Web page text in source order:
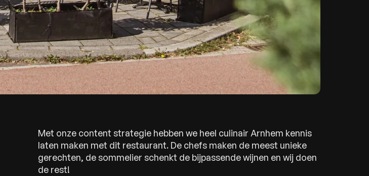
Met onze content strategie hebben we heel culinair Arnhem kennis
laten maken met dit restaurant. De chefs maken de meest unieke
gerechten, de sommelier schenkt de bijpassende wijnen en wij doen
de rest!